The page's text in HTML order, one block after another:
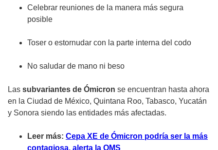
Celebrar reuniones de la manera más segura
posible
Toser o estornudar con la parte interna del codo
No saludar de mano ni beso
Las subvariantes de Ómicron se encuentran hasta ahora
en la Ciudad de México, Quintana Roo, Tabasco, Yucatán
y Sonora siendo las entidades más afectadas.
Leer más: Cepa XE de Ómicron podría ser la más
contagiosa, alerta la OMS